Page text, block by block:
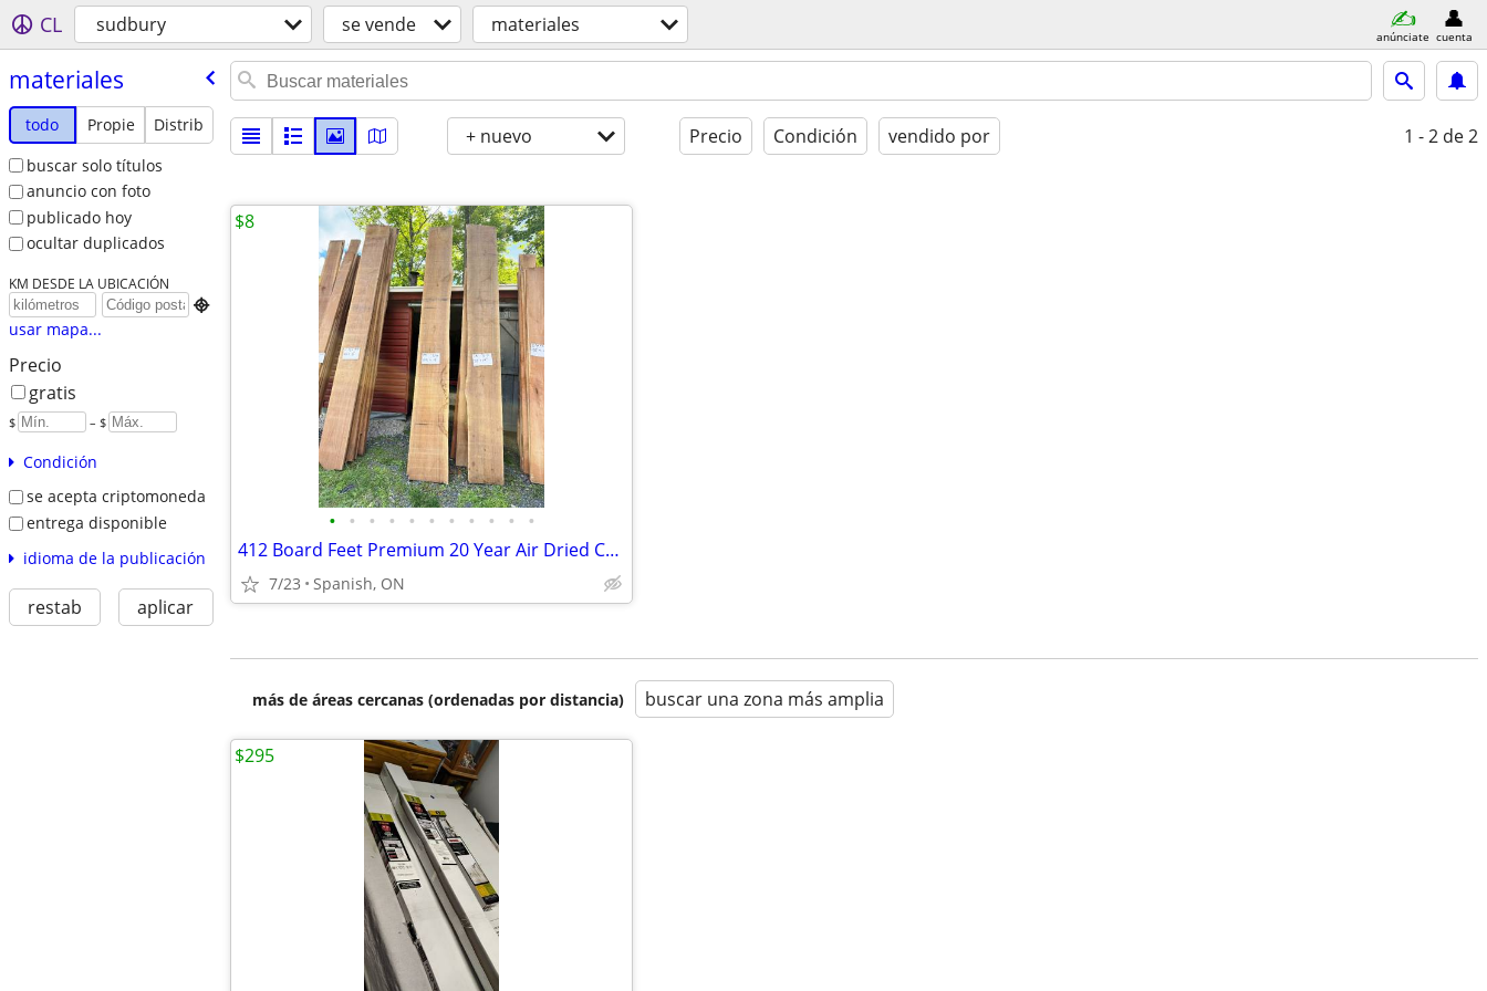
CL sudbury se vende materiales anúnciate cuenta
materiales
todo Propie
Distrib
buscar solo títulos
anuncio con foto
publicado hoy
ocultar duplicados
KM DESDE LA UBICACIÓN

usar mapa...
Precio
gratis
$ – $
Condición
se acepta criptomoneda
entrega disponible
idioma de la publicación
restab aplicar
+ nuevo Precio Condición vendido por 1 - 2 de 2
• • • • • • • • • • •
412 Board Feet Premium 20 Year Air Dried Cherry Lumber Rough Sawn 4-4
7/23 Spanish, ON
$8
más de áreas cercanas (ordenadas por distancia) buscar una zona más amplia
$295